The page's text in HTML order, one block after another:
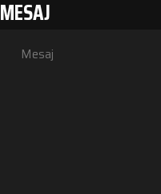
MESAJ